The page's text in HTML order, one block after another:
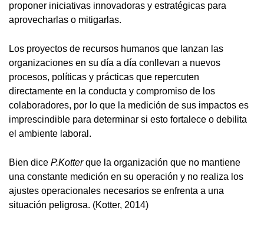
proponer iniciativas innovadoras y estratégicas para
aprovecharlas o mitigarlas.
Los proyectos de recursos humanos que lanzan las
organizaciones en su día a día conllevan a nuevos
procesos, políticas y prácticas que repercuten
directamente en la conducta y compromiso de los
colaboradores, por lo que la medición de sus impactos es
imprescindible para determinar si esto fortalece o debilita
el ambiente laboral.
Bien dice P.Kotterque la organización que no mantiene
una constante medición en su operación y no realiza los
ajustes operacionales necesarios se enfrenta a una
situación peligrosa. (Kotter, 2014)